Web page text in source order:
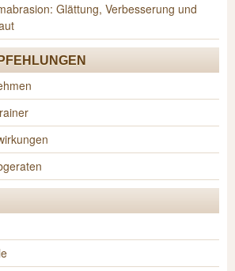
Glättung, Verbesserung und